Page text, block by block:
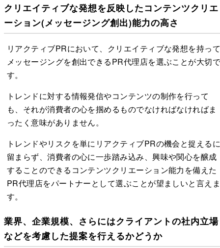
クリエイティブな発想を反映したコンテンツクリエ
ーション(メッセージング創出)能力の高さ
リアクティブPRにおいて、クリエイティブな発想を持っ
メッセージングを創出できるPR代理店を選ぶことが大切
す。
トレンドに対する情報発信やコンテンツの制作を行って
も、それが消費者の心を掴めるものでなければなければま
ったく意味がありません。
トレンドやリスクを単にリアクティブPRの機会と捉える
留まらず、消費者の心に一歩踏み込み、興味や関心を醸成
することのできるコンテンツクリエーション能力を備えた
PR代理店をパートナーとして選ぶことが望ましいと言え
す。
業界、企業規模、さらにはクライアントの社内立場
などを考慮した提案を行えるかどうか